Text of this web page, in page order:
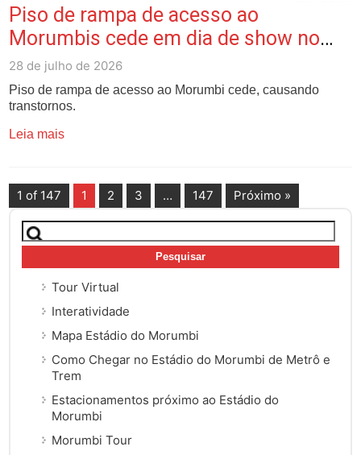
Piso de rampa de acesso ao
Morumbis cede em dia de show no
estádio do São Paulo
28 de julho de 2026
Piso de rampa de acesso ao Morumbi cede, causando
transtornos.
Leia mais
1 of 147 1 2 3 … 147 Próximo »
Pesquisar
por:
Tour Virtual
Interatividade
Mapa Estádio do Morumbi
Como Chegar no Estádio do Morumbi de Metrô e
Trem
Estacionamentos próximo ao Estádio do
Morumbi
Morumbi Tour